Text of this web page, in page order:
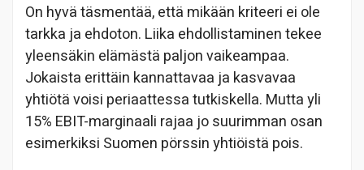
On hyvä täsmentää, että mikään kriteeri ei ole
tarkka ja ehdoton. Liika ehdollistaminen tekee
yleensäkin elämästä paljon vaikeampaa.
Jokaista erittäin kannattavaa ja kasvavaa
yhtiötä voisi periaattessa tutkiskella. Mutta yli
15% EBIT-marginaali rajaa jo suurimman osan
esimerkiksi Suomen pörssin yhtiöistä pois.